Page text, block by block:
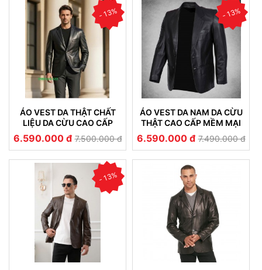
- 13%
ÁO VEST DA THẬT CHẤT
LIỆU DA CỪU CAO CẤP
MÀU ĐEN (VEST 03)
6.590.000 đ 7.500.000 đ
- 13%
ÁO VEST DA NAM DA CỪU
THẬT CAO CẤP MỀM MẠI
NHẸ MÀU ĐEN
6.590.000 đ 7.490.000 đ
- 13%